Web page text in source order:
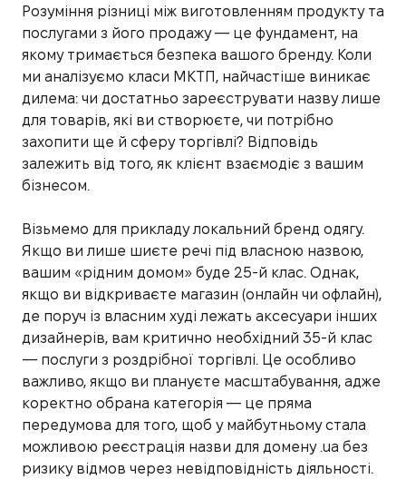
Розуміння різниці між виготовленням продукту та
послугами з його продажу — це фундамент, на
якому тримається безпека вашого бренду. Коли
ми аналізуємо класи МКТП, найчастіше виникає
дилема: чи достатньо зареєструвати назву лише
для товарів, які ви створюєте, чи потрібно
захопити ще й сферу торгівлі? Відповідь
залежить від того, як клієнт взаємодіє з вашим
бізнесом.
Візьмемо для прикладу локальний бренд одягу.
Якщо ви лише шиєте речі під власною назвою,
вашим «рідним домом» буде 25-й клас. Однак,
якщо ви відкриваєте магазин (онлайн чи офлайн),
де поруч із власним худі лежать аксесуари інших
дизайнерів, вам критично необхідний 35-й клас
— послуги з роздрібної торгівлі. Це особливо
важливо, якщо ви плануєте масштабування, адже
коректно обрана категорія — це пряма
передумова для того, щоб у майбутньому стала
можливою реєстрація назви для домену .ua без
ризику відмов через невідповідність діяльності.